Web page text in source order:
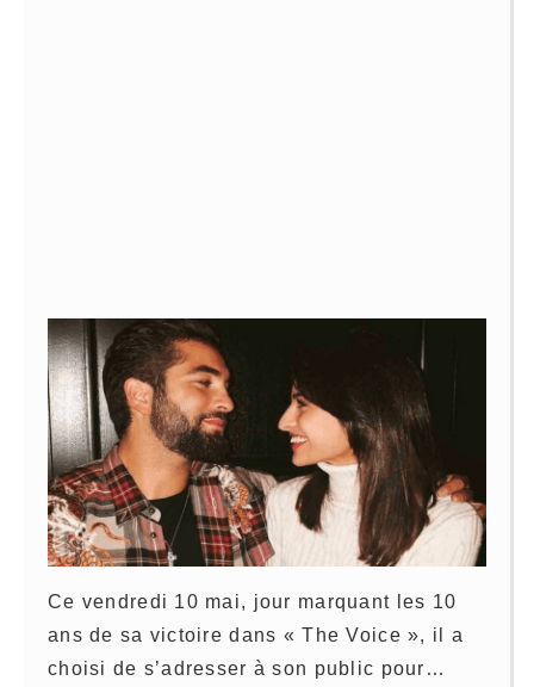
Ce vendredi 10 mai, jour marquant les 10
ans de sa victoire dans « The Voice », il a
choisi de s’adresser à son public pour…